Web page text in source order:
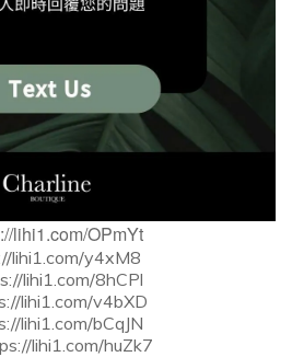
lihi1.com/OPmYt
lihi1.com/y4xM8
lihi1.com/8hCPl
lihi1.com/v4bXD
lihi1.com/bCqJN
lihi1.com/huZk7